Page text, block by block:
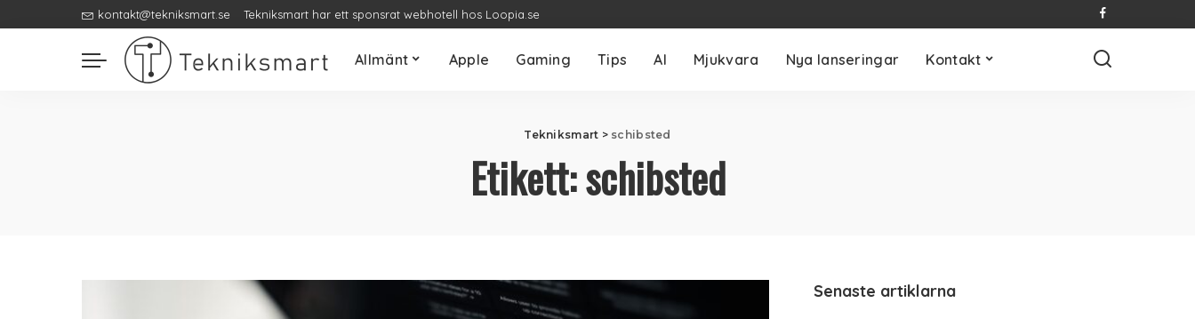
kontakt@tekniksmart.se Tekniksmart har ett sponsrat webhotell hos Loopia.se
Allmänt Apple Gaming Tips AI Mjukvara Nya lanseringar Kontakt
Tekniksmart > schibsted
Etikett:schibsted
Senaste artiklarna